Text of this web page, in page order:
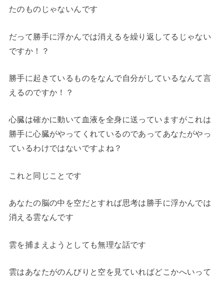
たのものじゃないんです
だって勝手に浮かんでは消えるを繰り返してるじゃない
ですか！？
勝手に起きているものをなんで自分がしているなんて言
えるのですか！？
心臓は確かに動いて血液を全身に送っていますがこれは
勝手に心臓がやってくれているのであってあなたがやっ
ているわけではないですよね？
これと同じことです
あなたの脳の中を空だとすれば思考は勝手に浮かんでは
消える雲なんです
雲を捕まえようとしても無理な話です
雲はあなたがのんびりと空を見ていればどこかへいって